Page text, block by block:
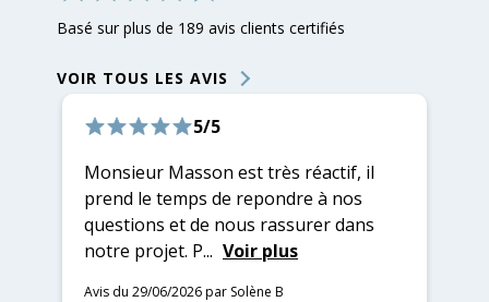
Basé sur plus de 189 avis clients certifiés
VOIR TOUS LES AVIS
5/5
Monsieur Masson est très réactif, il
prend le temps de repondre à nos
questions et de nous rassurer dans
notre projet. P... Voir plus
Avis du 29/06/2026 par Solène B